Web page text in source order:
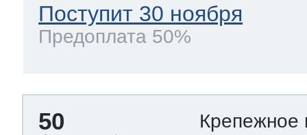
Поступит 30 ноября
Предоплата 50%
50 Крепежное